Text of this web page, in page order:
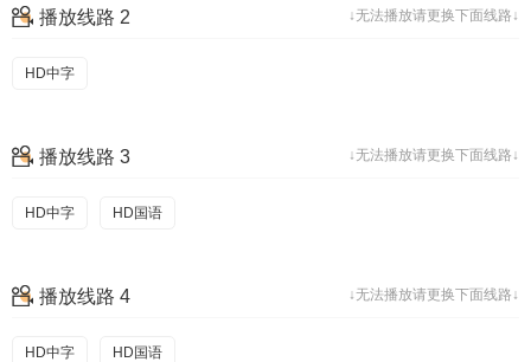
↓无法播放请更换下面线路↓
播放线路 2
HD中字
↓无法播放请更换下面线路↓
播放线路 3
HD中字 HD国语
↓无法播放请更换下面线路↓
播放线路 4
HD中字 HD国语